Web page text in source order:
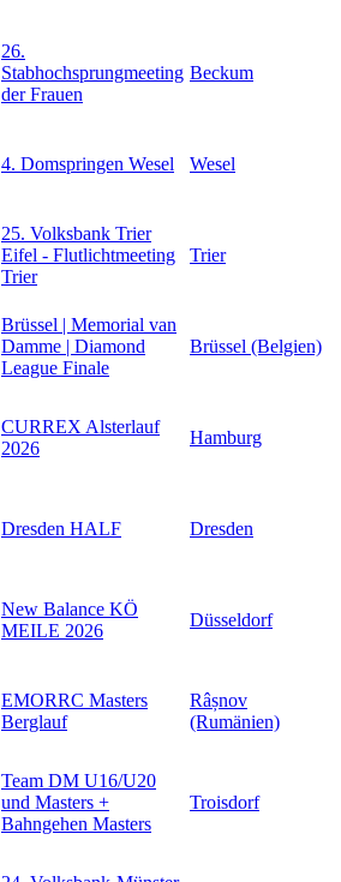
26.
Stabhochsprungmeeting
der Frauen
Beckum
4. Domspringen Wesel Wesel
25. Volksbank Trier
Eifel - Flutlichtmeeting
Trier
Trier
Brüssel | Memorial van
Damme | Diamond
League Finale
Brüssel (Belgien)
CURREX Alsterlauf
2026
Hamburg
Dresden HALF Dresden
New Balance KÖ
MEILE 2026
Düsseldorf
EMORRC Masters
Berglauf
Râșnov
(Rumänien)
Team DM U16/U20
und Masters +
Bahngehen Masters
Troisdorf